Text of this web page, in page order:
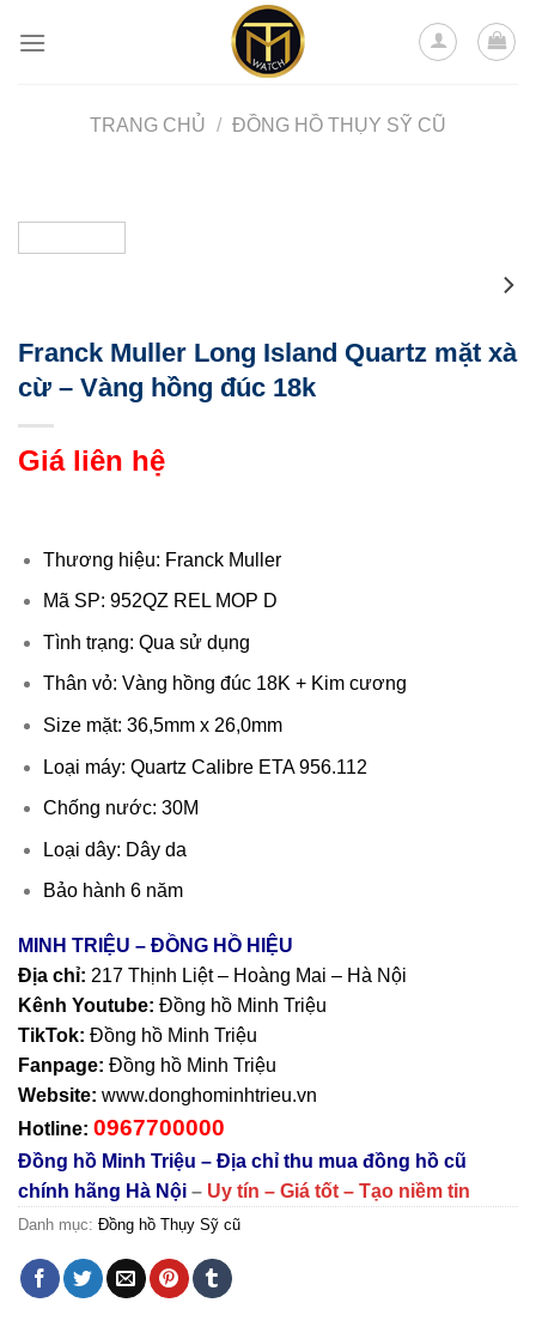
TRANG CHỦ / ĐỒNG HỒ THỤY SỸ CŨ
Franck Muller Long Island Quartz mặt xà
cừ – Vàng hồng đúc 18k
Giá liên hệ
Thương hiệu: Franck Muller
Mã SP: 952QZ REL MOP D
Tình trạng: Qua sử dụng
Thân vỏ: Vàng hồng đúc 18K + Kim cương
Size mặt: 36,5mm x 26,0mm
Loại máy: Quartz Calibre ETA 956.112
Chống nước: 30M
Loại dây: Dây da
Bảo hành 6 năm
MINH TRIỆU – ĐỒNG HỒ HIỆU
Địa chỉ: 217 Thịnh Liệt – Hoàng Mai – Hà Nội
Kênh Youtube: Đồng hồ Minh Triệu
TikTok: Đồng hồ Minh Triệu
Fanpage: Đồng hồ Minh Triệu
Website: www.donghominhtrieu.vn
Hotline: 0967700000
Đồng hồ Minh Triệu – Địa chỉ thu mua đồng hồ cũ
chính hãng Hà Nội – Uy tín – Giá tốt – Tạo niềm tin
Danh mục: Đồng hồ Thụy Sỹ cũ